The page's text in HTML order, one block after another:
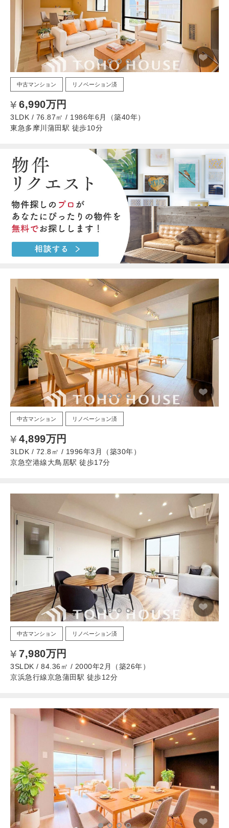
中古マンション リノベーション済
6,990万円
3LDK / 76.87㎡ / 1986年6月（築40年）
東急多摩川蒲田駅 徒歩10分
中古マンション リノベーション済
4,899万円
3LDK / 72.8㎡ / 1996年3月（築30年）
京急空港線大鳥居駅 徒歩17分
中古マンション リノベーション済
7,980万円
3SLDK / 84.36㎡ / 2000年2月（築26年）
京浜急行線京急蒲田駅 徒歩12分